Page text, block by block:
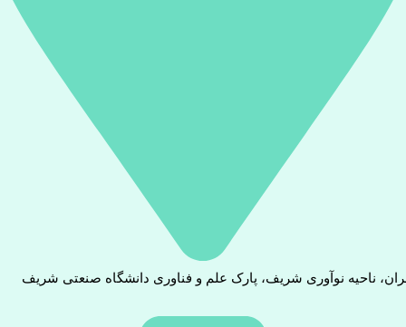
ناحیه نوآوری شریف، پارک علم و فناوری دانشگاه صنعتی شریف